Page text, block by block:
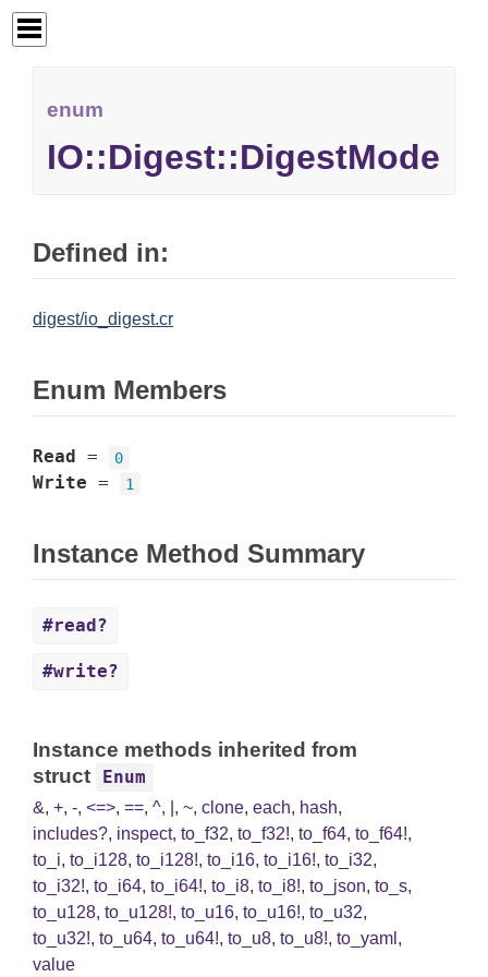
enum
IO::Digest::DigestMode
Defined in:
digest/io_digest.cr
Enum Members
Read = 0
Write = 1
Instance Method Summary
#read?
#write?
Instance methods inherited from
struct
Enum
&, +, -, <=>, ==, ^, , ~, clone, each, hash,
includes?, inspect, to_f32, to_f32!, to_f64, to_f64!,
to_i, to_i128, to_i128!, to_i16, to_i16!, to_i32,
to_i32!, to_i64, to_i64!, to_i8, to_i8!, to_json, to_s,
to_u128, to_u128!, to_u16, to_u16!, to_u32,
to_u32!, to_u64, to_u64!, to_u8, to_u8!, to_yaml ,
value